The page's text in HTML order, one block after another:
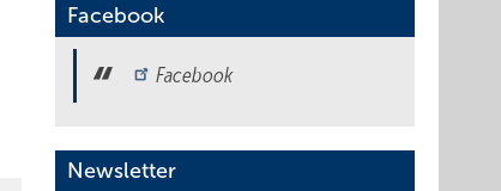
Facebook
Facebook
Newsletter